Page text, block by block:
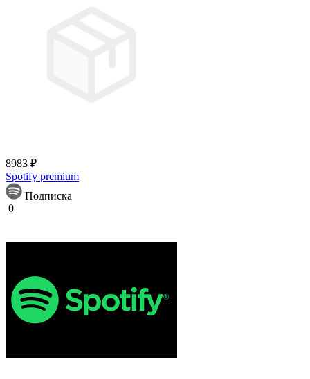
8983 ₽
Spotify premium
Подписка
0